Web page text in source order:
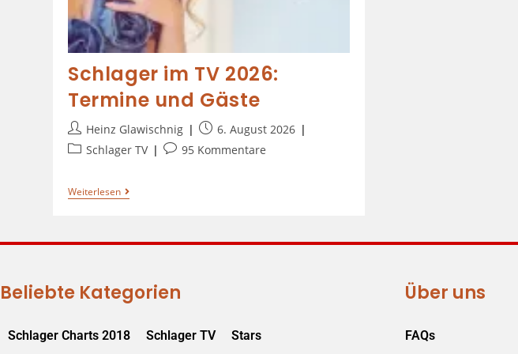
Schlager im TV 2026:
Termine und Gäste
Heinz Glawischnig
6. August 2026
Schlager TV
95 Kommentare
Weiterlesen
Beliebte Kategorien
Schlager Charts 2018 Schlager TV Stars
Über uns
FAQs